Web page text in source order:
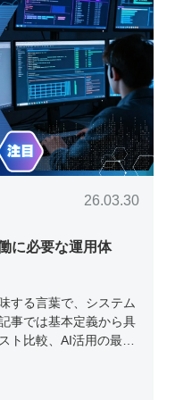
26.03.30
に必要な運用体
する言葉で、システム
事では基本定義から具
ト比較、AI活用の最新